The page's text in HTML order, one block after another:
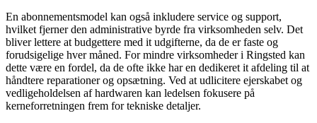
En abonnementsmodel kan også inkludere service og support,
hvilket fjerner den administrative byrde fra virksomheden selv. Det
bliver lettere at budgettere med it udgifterne, da de er faste og
forudsigelige hver måned. For mindre virksomheder i Ringsted kan
dette være en fordel, da de ofte ikke har en dedikeret it afdeling til at
håndtere reparationer og opsætning. Ved at udlicitere ejerskabet og
vedligeholdelsen af hardwaren kan ledelsen fokusere på
kerneforretningen frem for tekniske detaljer.